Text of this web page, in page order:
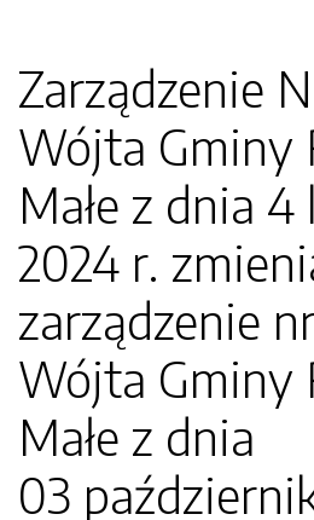
Zarządzenie
Wójta Gminy
Małe z dnia
2024 r.
zarządzenie
Wójta Gminy
Małe z dnia
03